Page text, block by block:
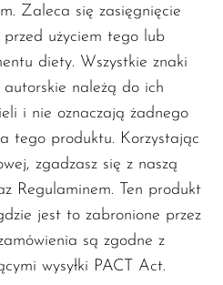
producentów.
zarówno dla
jak i doświadczonych
użytkowania oraz
funkcje.
akcesoria do
do vapingu o nasze
u nas wszystko, od
drip tipy, zapewniając
Zaleca się zasięgnięcie
użyciem tego lub
diety. Wszystkie znaki
należą do ich
i nie oznaczają żadnego
tego produktu. Korzystając
zgadzasz się z naszą
Regulaminem. Ten produkt
jest to zabronione przez
są zgodne z
wysyłki PACT Act.